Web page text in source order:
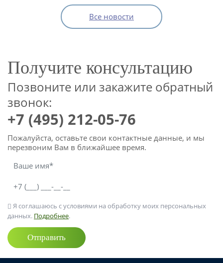
Все новости
Получите консультацию
Позвоните или закажите обратный
звонок:
+7 (495) 212-05-76
Пожалуйста, оставьте свои контактные данные, и мы
перезвоним Вам в ближайшее время.
Я соглашаюсь с условиями на обработку моих персональных
данных. Подробнее.
Отправить